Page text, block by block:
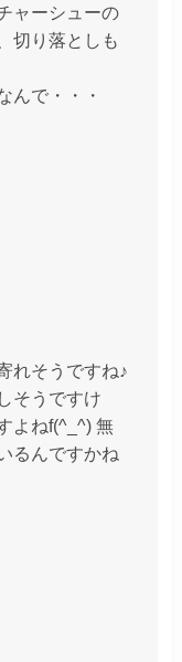
ャーシューの
切り落としも
んで・・・
れそうですね♪
そうですけ
よねf(^_^) 無
るんですかね